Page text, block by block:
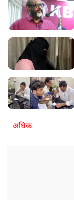
अधिक